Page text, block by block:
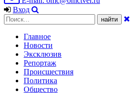
Вход
Главное
Новости
Эксклюзив
Репортаж
Происшествия
Политика
Общество